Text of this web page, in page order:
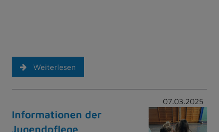
Weiterlesen
07.03.2025
Informationen der
Jugendpflege